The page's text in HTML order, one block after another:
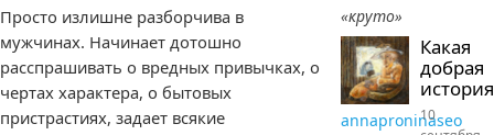
Просто излишне разборчива в
мужчинах. Начинает дотошно
расспрашивать о вредных привычках, о
чертах характера, о бытовых
пристрастиях, задает всякие
«круто»
Какая
добрая
история
annaproninaseo
10